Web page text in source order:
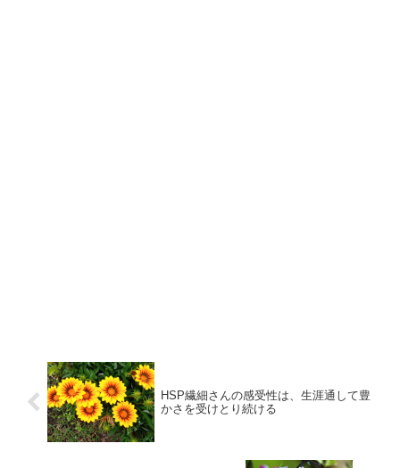
HSP繊細さんの感受性は、生涯通して豊
かさを受けとり続ける